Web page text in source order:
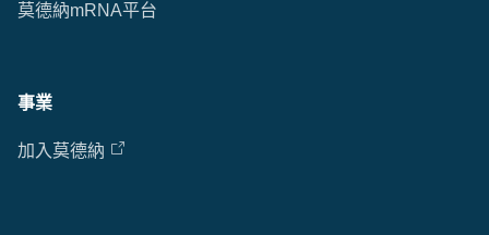
莫德納mRNA平台
事業
加入莫德納